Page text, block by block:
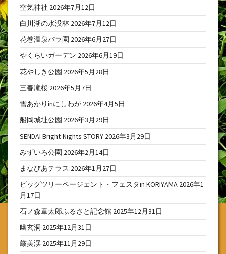
空気神社 2026年7月12日
白川湖の水没林 2026年7月12日
花巻温泉バラ園 2026年6月27日
やくらいガーデン 2026年6月19日
花やしき公園 2026年5月28日
三春滝桜 2026年5月7日
雪あかりinにしわが 2026年4月5日
船岡城址公園 2026年3月29日
SENDAI Bright-Nights STORY 2026年3月29日
みずいろ公園 2026年2月14日
まなびあテラス 2026年1月27日
ビッグツリーページェント・フェスタin KORIYAMA 2026年1
月17日
石ノ森章太郎ふるさと記念館 2025年12月31日
幽玄洞 2025年12月31日
厳美渓 2025年11月29日